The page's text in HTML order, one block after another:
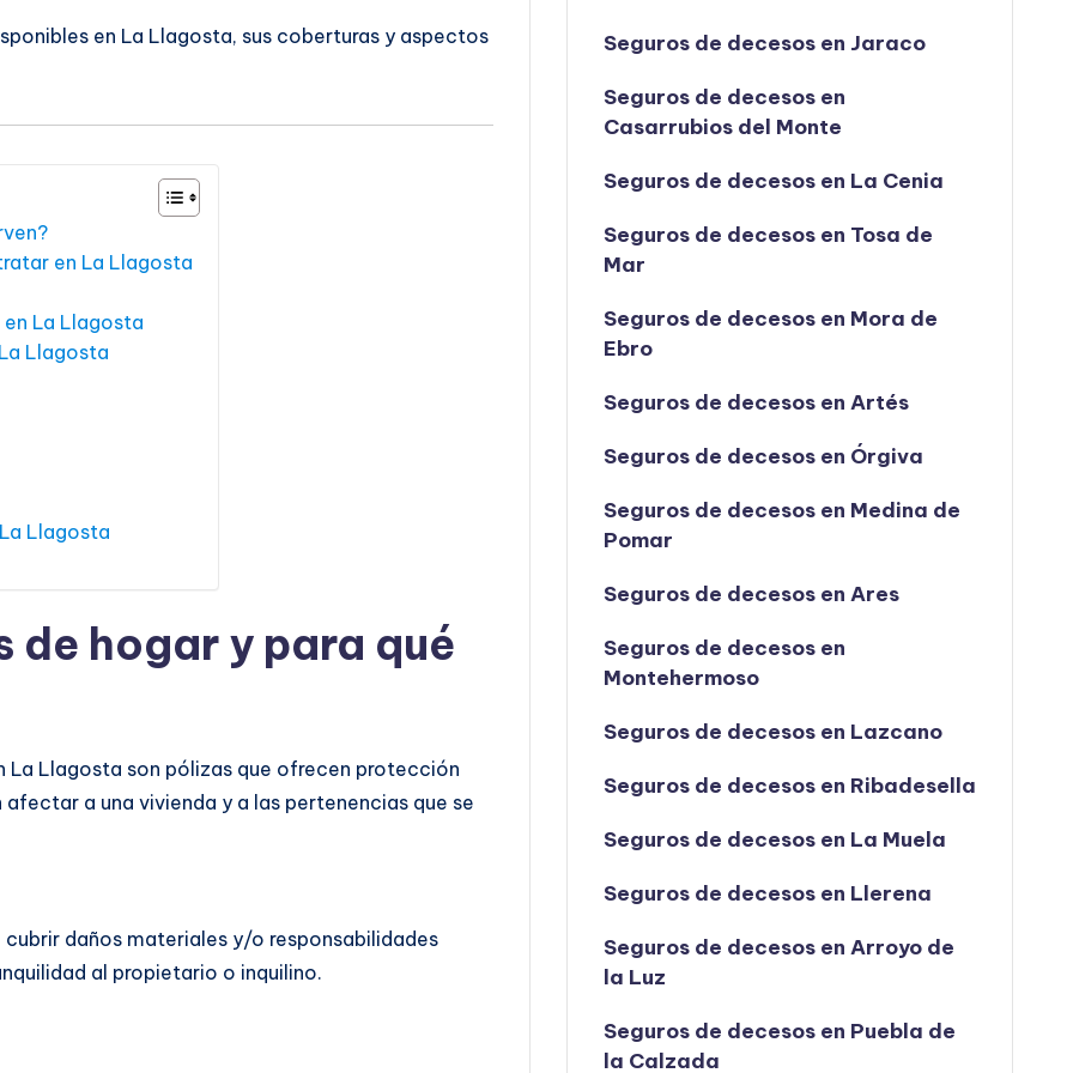
en La Llagosta, sus coberturas y aspectos
en La Llagosta
La Llagosta
Llagosta
Llagosta
de hogar y para qué
La Llagosta son pólizas que ofrecen protección
a una vivienda y a las pertenencias que se
daños materiales y/o responsabilidades
al propietario o inquilino.
Seguros de decesos en Jaraco
Seguros de decesos en
Casarrubios del Monte
Seguros de decesos en La Cenia
Seguros de decesos en Tosa de
Mar
Seguros de decesos en Mora de
Ebro
Seguros de decesos en Artés
Seguros de decesos en Órgiva
Seguros de decesos en Medina de
Pomar
Seguros de decesos en Ares
Seguros de decesos en
Montehermoso
Seguros de decesos en Lazcano
Seguros de decesos en Ribadesella
Seguros de decesos en La Muela
Seguros de decesos en Llerena
Seguros de decesos en Arroyo de
la Luz
Seguros de decesos en Puebla de
la Calzada